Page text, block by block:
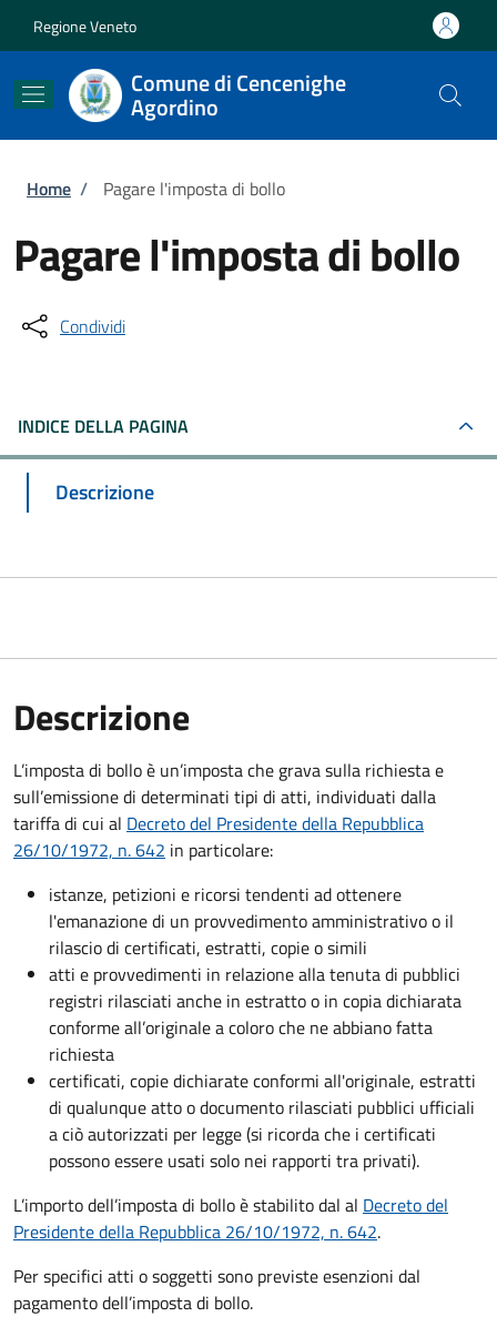
Regione Veneto
Comune di Cencenighe
Agordino
Briciole di pane
Home / Pagare l'imposta di bollo
Pagare l'imposta di bollo
Condividi
INDICE DELLA PAGINA
Descrizione
Descrizione
L’imposta di bollo è un’imposta che grava sulla richiesta e
sull’emissione di determinati tipi di atti, individuati dalla
tariffa di cui al Decreto del Presidente della Repubblica
26/10/1972, n. 642 in particolare:
istanze, petizioni e ricorsi tendenti ad ottenere
l'emanazione di un provvedimento amministrativo o il
rilascio di certificati, estratti, copie o simili
atti e provvedimenti in relazione alla tenuta di pubblici
registri rilasciati anche in estratto o in copia dichiarata
conforme all’originale a coloro che ne abbiano fatta
richiesta
certificati, copie dichiarate conformi all'originale, estratti
di qualunque atto o documento rilasciati pubblici ufficiali
a ciò autorizzati per legge (si ricorda che i certificati
possono essere usati solo nei rapporti tra privati).
L’importo dell’imposta di bollo è stabilito dal al Decreto del
Presidente della Repubblica 26/10/1972, n. 642.
Per specifici atti o soggetti sono previste esenzioni dal
pagamento dell’imposta di bollo.